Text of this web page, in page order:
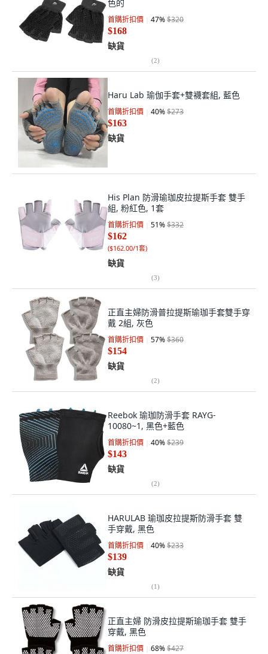
色的
首購折扣價 47%$320
$168
缺貨
(2)
Haru Lab 瑜伽手套+雙襪套組, 藍色
首購折扣價 40%$273
$163
缺貨
His Plan 防滑瑜珈皮拉提斯手套 雙手
組, 粉紅色, 1套
首購折扣價 51%$332
$162
($162.00/1套)
缺貨
(3)
正直主婦防滑普拉提斯瑜珈手套雙手穿
戴 2組, 灰色
首購折扣價 57%$360
$154
缺貨
(2)
Reebok 瑜珈防滑手套 RAYG-
10080~1, 黑色+藍色
首購折扣價 40%$239
$143
缺貨
(2)
HARULAB 瑜珈皮拉提斯防滑手套 雙
手穿戴, 黑色
首購折扣價 40%$233
$139
缺貨
(1)
正直主婦 防滑皮拉提斯瑜珈手套 雙手
穿戴, 黑色
首購折扣價 68%$427